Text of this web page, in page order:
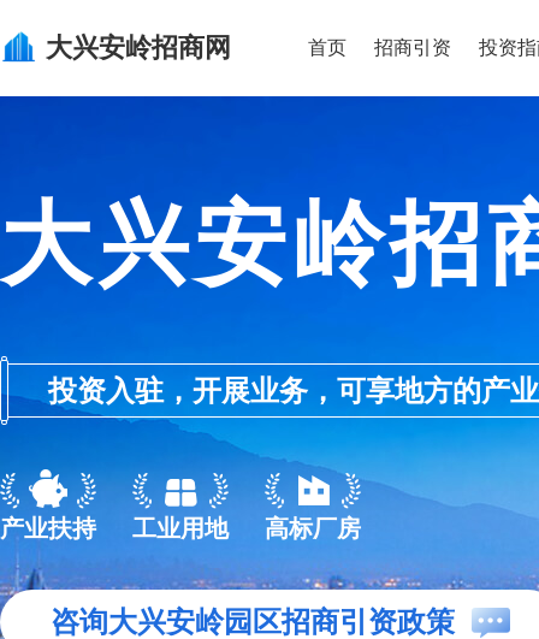
大兴安岭招商网 首页 招商引资 投资
大兴安岭招
投资入驻，开展业务，可享地方的产
产业扶持 工业用地 高标厂房
咨询大兴安岭园区招商引资政策